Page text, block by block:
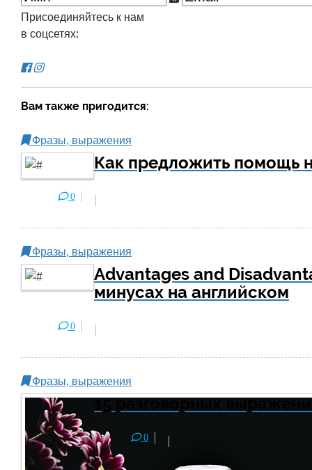
Присоединяйтесь к нам
в соцсетях:
Вам также пригодится:
Фразы, выражения
Как предложить помощь
0
Фразы, выражения
Advantages and
минусах на английском
0
Фразы, выражения
15 разговорных
0